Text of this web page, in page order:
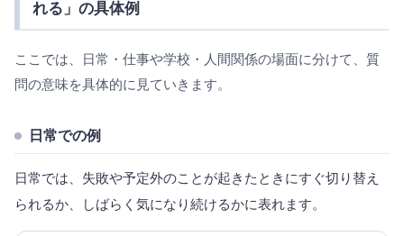
れる」の具体例
ここでは、日常・仕事や学校・人間関係の場面に分けて、質
問の意味を具体的に見ていきます。
日常での例
日常では、失敗や予定外のことが起きたときにすぐ切り替え
られるか、しばらく気になり続けるかに表れます。